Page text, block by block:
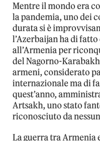
Mentre il mondo era
la pandemia, uno dei
durata si è
l’Azerbaijan ha di
all’Armenia per
del Nagorno-
armeni, considerato
internazionale ma di
quest’anno,
Artsakh, uno stato
riconosciuto da
La guerra tra Armenia